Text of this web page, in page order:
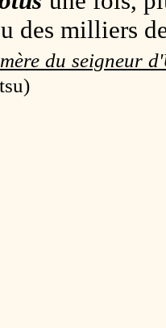
des milliers
du seigneur